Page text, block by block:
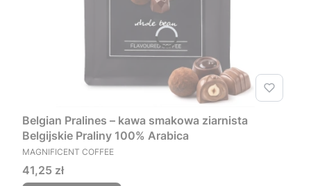
Belgian Pralines – kawa smakowa ziarnista
Belgijskie Praliny 100% Arabica
PRODUCENT
MAGNIFICENT COFFEE
Cena
41,25 zł